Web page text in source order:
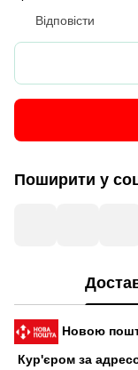
Відповісти
Поширити у
Новою
Кур'єром за